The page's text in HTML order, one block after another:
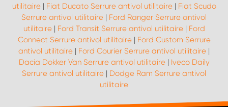
utilitaire| Fiat Ducato Serrure antivol utilitaire| Fiat Scudo
Serrure antivol utilitaire | Ford Ranger Serrure antivol
utilitaire| Ford Transit Serrure antivol utilitaire| Ford
Connect Serrure antivol utilitaire| Ford Custom Serrure
antivol utilitaire | Ford Courier Serrure antivol utilitaire |
Dacia Dokker Van Serrure antivol utilitaire| Iveco Daily
Serrure antivol utilitaire | Dodge Ram Serrure antivol
utilitaire